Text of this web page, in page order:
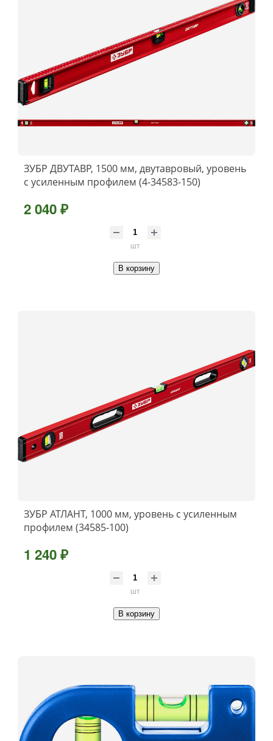
ЗУБР ДВУТАВР, 1500 мм, двутавровый, уровень
с усиленным профилем (4-34583-150)
2 040 ₽
шт
В корзину
ЗУБР АТЛАНТ, 1000 мм, уровень с усиленным
профилем (34585-100)
1 240 ₽
шт
В корзину